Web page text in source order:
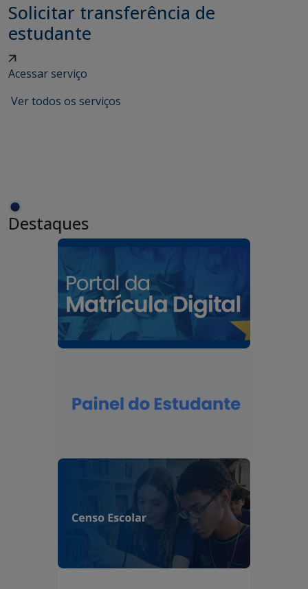
Solicitar transferência de
estudante
Acessar serviço
Ver todos os serviços
Destaques